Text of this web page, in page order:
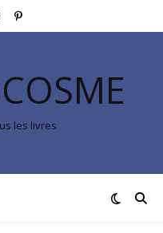
les livres